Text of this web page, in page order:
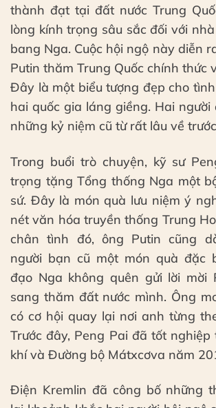
thành đạt tại đất nước Trung
lòng kính trọng sâu sắc đối với
bang Nga. Cuộc hội ngộ này diễn
Putin thăm Trung Quốc chính thức
Đây là một biểu tượng đẹp cho
hai quốc gia láng giềng. Hai người
những kỷ niệm cũ từ rất lâu về
Trong buổi trò chuyện, kỹ sư
trọng tặng Tổng thống Nga một
sứ. Đây là món quà lưu niệm ý
nét văn hóa truyền thống Trung
chân tình đó, ông Putin cũng
người bạn cũ một món quà đặc
đạo Nga không quên gửi lời mời
sang thăm đất nước mình. Ông
có cơ hội quay lại nơi anh từng
Trước đây, Peng Pai đã tốt
khí và Đường bộ Mátxcơva năm
Điện Kremlin đã công bố những